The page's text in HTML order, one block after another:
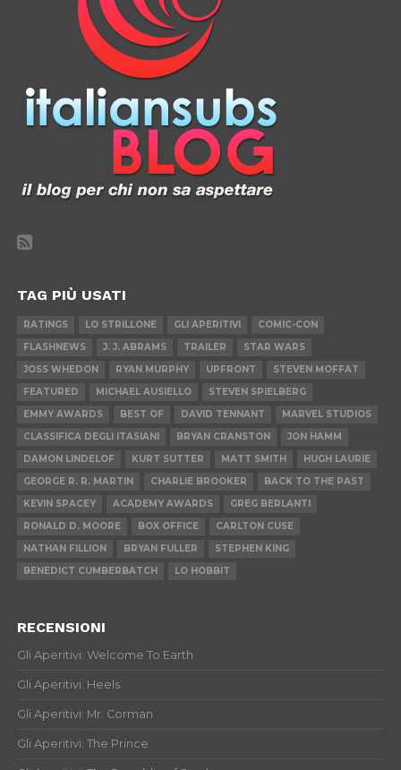
TAG PIÙ USATI
RATINGS LO STRILLONE GLI APERITIVI
COMIC-CON
FLASHNEWS
J. J. ABRAMS TRAILER
STAR WARS
JOSS WHEDON
RYAN MURPHY UPFRONT
STEVEN MOFFAT
FEATURED
MICHAEL AUSIELLO
STEVEN SPIELBERG
EMMY AWARDS
BEST OF DAVID TENNANT
MARVEL STUDIOS
CLASSIFICA DEGLI ITASIANI
BRYAN CRANSTON
JON HAMM
DAMON LINDELOF
KURT SUTTER MATT SMITH
HUGH LAURIE
GEORGE R. R. MARTIN
CHARLIE BROOKER
BACK TO THE PAST
KEVIN SPACEY
ACADEMY AWARDS
GREG BERLANTI
RONALD D. MOORE
BOX OFFICE
CARLTON CUSE
NATHAN FILLION
BRYAN FULLER
STEPHEN KING
BENEDICT CUMBERBATCH
LO HOBBIT
RECENSIONI
Gli Aperitivi: Welcome To Earth
Gli Aperitivi: Heels
Gli Aperitivi: Mr. Corman
Gli Aperitivi: The Prince